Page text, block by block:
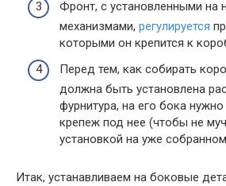
Фронт, с установленными на
механизмами, регулируется
которыми он крепится к
Перед тем, как собирать
должна быть установлена
фурнитура, на его бока нужно
крепеж под нее (чтобы не
установкой на уже
Итак, устанавливаем на боковые